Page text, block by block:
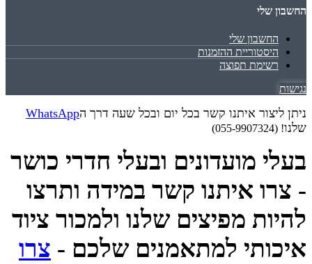
החשבון שלי
החשבון שלי
היסטוריית ההזמנות
רשימת תפוצה
נגישות
ניתן ליצור איתנו קשר בכל יום ובכל שעה דרך הWhatsApp
שלנו! (055-9907324)
בעלי מועדונים ובעלי חדרי כושר
- צרו איתנו קשר במידה ותרצו
להיות מפיצים שלנו ולמכור ציוד
איכותי למתאמנים שלכם - צרו